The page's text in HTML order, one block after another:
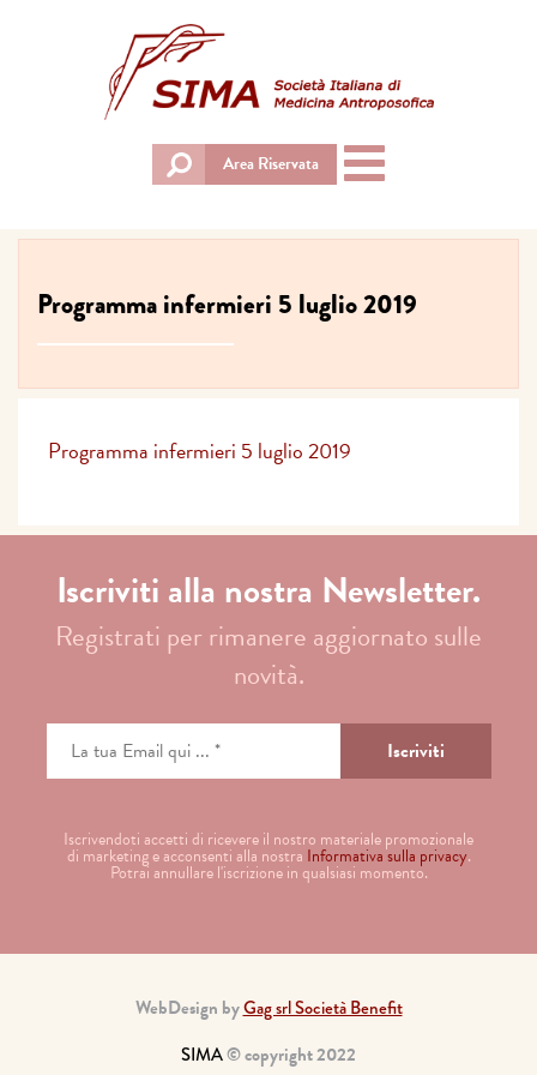
Area Riservata
Toggle
navigation
Programma infermieri 5 luglio 2019
Programma infermieri 5 luglio 2019
Iscriviti alla nostra Newsletter.
Registrati per rimanere aggiornato sulle
novità.
Iscrivendoti accetti di ricevere il nostro materiale promozionale
di marketing e acconsenti alla nostra Informativa sulla privacy.
Potrai annullare l'iscrizione in qualsiasi momento.
WebDesign byGag srl Società Benefit
SIMA© copyright 2022